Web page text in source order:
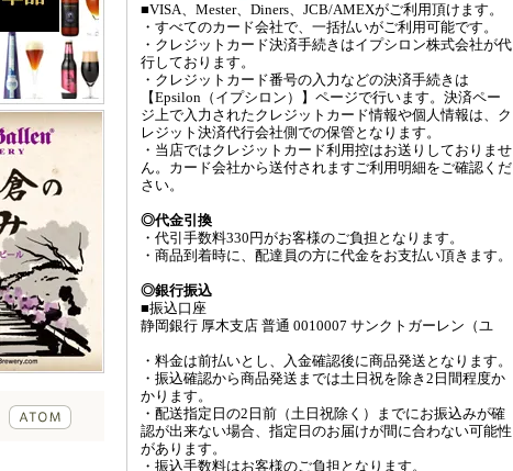
■VISA、Mester、Diners、JCB/AMEXがご利用頂けます。
・すべてのカード会社で、一括払いがご利用可能です。
・クレジットカード決済手続きはイプシロン株式会社が代
行しております。
・クレジットカード番号の入力などの決済手続きは
【Epsilon（イプシロン）】ページで行います。決済ペー
ジ上で入力されたクレジットカード情報や個人情報は、ク
レジット決済代行会社側での保管となります。
・当店ではクレジットカード利用控はお送りしておりませ
ん。カード会社から送付されますご利用明細をご確認くだ
さい。
◎代金引換
・代引手数料330円がお客様のご負担となります。
・商品到着時に、配達員の方に代金をお支払い頂きます。
◎銀行振込
■振込口座
静岡銀行 厚木支店 普通 0010007 サンクトガーレン（ユ
・料金は前払いとし、入金確認後に商品発送となります。
・振込確認から商品発送までは土日祝を除き2日間程度か
かります。
・配送指定日の2日前（土日祝除く）までにお振込みが確
認が出来ない場合、指定日のお届けが間に合わない可能性
があります。
・振込手数料はお客様のご負担となります。